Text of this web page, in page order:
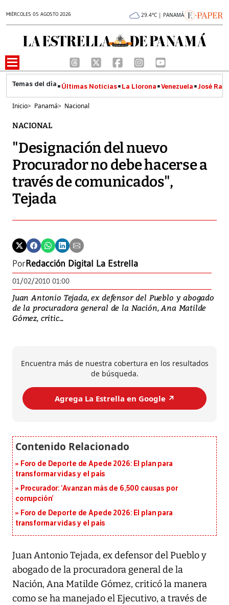
MIÉRCOLES 05 AGOSTO 2026 29.4°C | PANAMÁ
Últimas Noticias La Llorona Venezuela José
Inicio> Panamá> Nacional
NACIONAL
"Designación del nuevo
Procurador no debe hacerse a
través de comunicados",
Tejada
PorRedacción Digital La Estrella
01/02/2010 01:00
Juan Antonio Tejada, ex defensor del Pueblo y abogado
de la procuradora general de la Nación, Ana Matilde
Gómez, critic...
Encuentra más de nuestra cobertura en los resultados
de búsqueda.
Agrega La Estrella en Google ↗️
Foro de Deporte de Apede 2026: El plan para
transformar vidas y el país
Procurador: ‘Avanzan más de 6,500 causas por
corrupción’
Foro de Deporte de Apede 2026: El plan para
transformar vidas y el país
Juan Antonio Tejada, ex defensor del Pueblo y
abogado de la procuradora general de la
Nación, Ana Matilde Gómez, criticó la manera
como se ha manejado el Ejecutivo, a través de